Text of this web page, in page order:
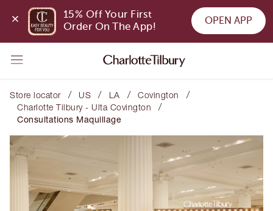
15% Off Your First
Order On The App!
OPEN APP
Store locator / US / LA / Covington /
Charlotte Tilbury - Ulta Covington /
Consultations Maquillage